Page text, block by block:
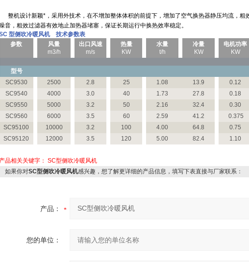
整机设计新颖*，采用外技术，在不增加整体体积的前提下，增加了空气换热器静压均流，粗
音，粗效过滤器有效地止加热器堵塞，保证长期运行中换热效率稳定。
型侧吹冷暖风机 技术参数表
参数
风量
m3/h
出口风速
m/s
热量
KW
水量
t/h
冷量
KW
电机功率
KW
型号
SC9530
2500 2.8 25 1.08 13.9 0.12
SC9540
4000 3.0 40 1.73 27.8 0.18
SC9550
5000 3.2 50 2.16 32.4 0.30
SC9560
6000 3.5 60 2.59 41.2 0.375
SC95100
10000 3.2 100 4.00 64.8 0.75
SC95120
12000 3.5 120 5.00 82.4 1.10
产品相关关键字： SC型侧吹冷暖风机
如果你对SC型侧吹冷暖风机感兴趣，想了解更详细的产品信息，填写下表直接与厂家联系：
产品：
您的单位：